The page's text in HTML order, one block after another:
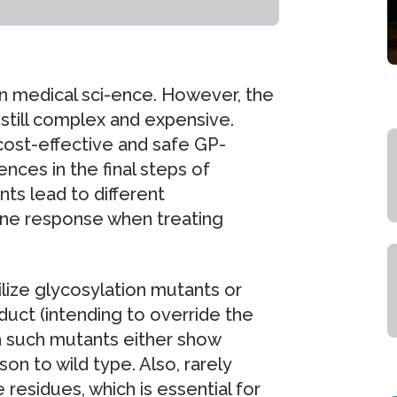
medical sci-ence. However, the
complex and expensive.
effective and safe GP-
in the final steps of
lead to different
response when treating
glycosylation mutants or
(intending to override the
mutants either show
to wild type. Also, rarely
which is essential for